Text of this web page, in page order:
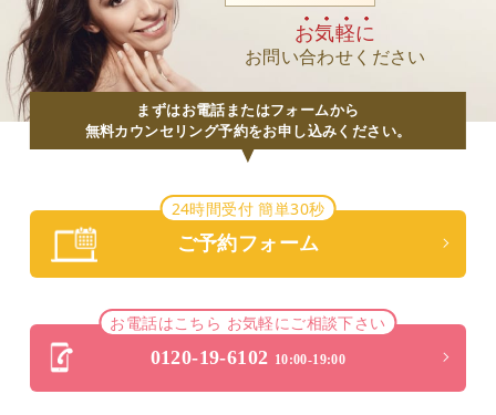
お気軽に
お問い合わせください
まずはお電話またはフォームから
無料カウンセリング予約をお申し込みください。
24時間受付 簡単30秒
ご予約フォーム
お電話はこちら お気軽にご相談下さい
0120-19-6102 10:00-19:00